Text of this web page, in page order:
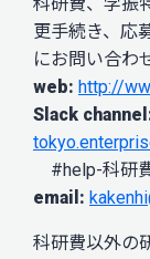
更手続き、応
にお問い合わ
web: http://
Slack
#help-科研
email:
科研費以外の